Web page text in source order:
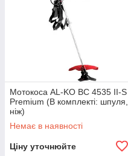
Мотокоса AL-KO BC 4535 II-S
Premium (В комплекті: шпуля,
ніж)
Немає в наявності
Ціну уточнюйте